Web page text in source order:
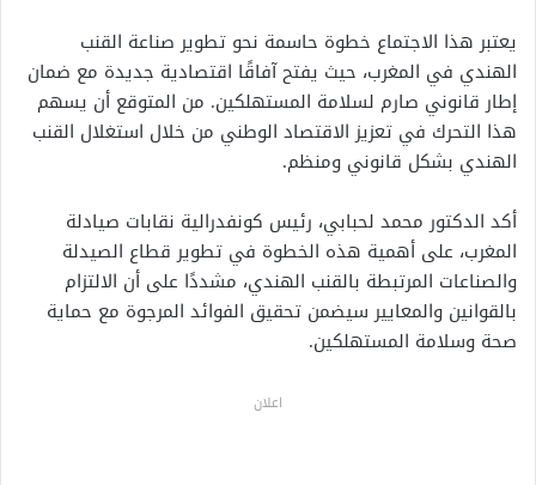
يعتبر هذا الاجتماع خطوة حاسمة نحو تطوير صناعة القنب
الهندي في المغرب، حيث يفتح آفاقًا اقتصادية جديدة مع ضمان
إطار قانوني صارم لسلامة المستهلكين. من المتوقع أن يسهم
هذا التحرك في تعزيز الاقتصاد الوطني من خلال استغلال القنب
الهندي بشكل قانوني ومنظم.
أكد الدكتور محمد لحبابي، رئيس كونفدرالية نقابات صيادلة
المغرب، على أهمية هذه الخطوة في تطوير قطاع الصيدلة
والصناعات المرتبطة بالقنب الهندي، مشددًا على أن الالتزام
بالقوانين والمعايير سيضمن تحقيق الفوائد المرجوة مع حماية
صحة وسلامة المستهلكين.
اعلان